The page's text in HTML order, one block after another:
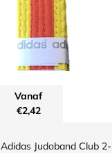
Vanaf
€2,42
Adidas Judoband Club 2-